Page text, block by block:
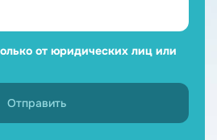
от юридических лиц или